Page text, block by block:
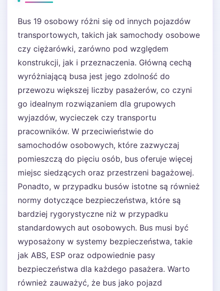
Bus 19 osobowy różni się od innych pojazdów
transportowych, takich jak samochody osobowe
czy ciężarówki, zarówno pod względem
konstrukcji, jak i przeznaczenia. Główną cechą
wyróżniającą busa jest jego zdolność do
przewozu większej liczby pasażerów, co czyni
go idealnym rozwiązaniem dla grupowych
wyjazdów, wycieczek czy transportu
pracowników. W przeciwieństwie do
samochodów osobowych, które zazwyczaj
pomieszczą do pięciu osób, bus oferuje więcej
miejsc siedzących oraz przestrzeni bagażowej.
Ponadto, w przypadku busów istotne są również
normy dotyczące bezpieczeństwa, które są
bardziej rygorystyczne niż w przypadku
standardowych aut osobowych. Bus musi być
wyposażony w systemy bezpieczeństwa, takie
jak ABS, ESP oraz odpowiednie pasy
bezpieczeństwa dla każdego pasażera. Warto
również zauważyć, że bus jako pojazd